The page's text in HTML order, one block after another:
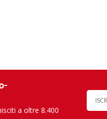
a oltre 8.400